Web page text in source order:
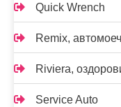
Quick Wrench
Remix,
Riviera,
Service Auto